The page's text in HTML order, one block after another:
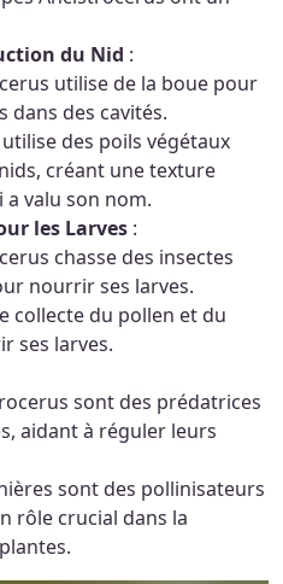
du Nid :
utilise de la boue pour
dans des cavités.
utilise des poils végétaux
créant une texture
valu son nom.
les Larves :
chasse des insectes
nourrir ses larves.
collecte du pollen et du
ses larves.
sont des prédatrices
aidant à réguler leurs
sont des pollinisateurs
rôle crucial dans la